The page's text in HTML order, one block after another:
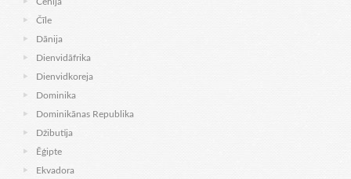
Čīle
Dānija
Dienvidāfrika
Dienvidkoreja
Dominika
Dominikānas Republika
Džibutija
Ēģipte
Ekvadora